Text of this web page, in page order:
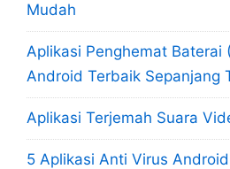
Mudah
Aplikasi Penghemat Baterai
Android Terbaik Sepanjang
Aplikasi Terjemah Suara
5 Aplikasi Anti Virus